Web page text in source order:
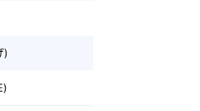
)